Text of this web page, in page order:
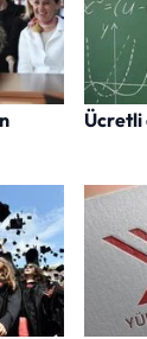
Ücretli